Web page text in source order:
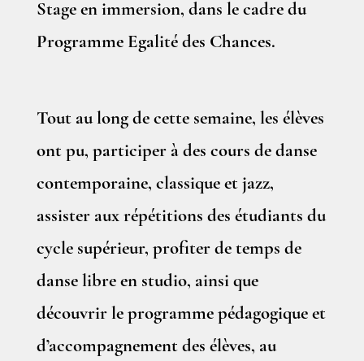
Stage en immersion, dans le cadre du
Programme Egalité des Chances.
Tout au long de cette semaine, les élèves
ont pu, participer à des cours de danse
contemporaine, classique et jazz,
assister aux répétitions des étudiants du
cycle supérieur, profiter de temps de
danse libre en studio, ainsi que
découvrir le programme pédagogique et
d’accompagnement des élèves, au